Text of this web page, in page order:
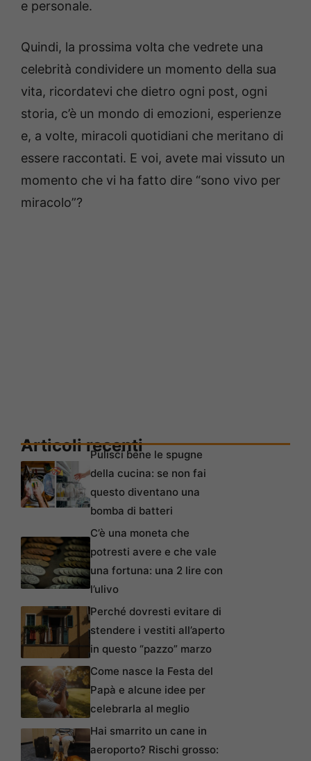
e personale.
Quindi, la prossima volta che vedrete una
celebrità condividere un momento della sua
vita, ricordatevi che dietro ogni post, ogni
storia, c’è un mondo di emozioni, esperienze
e, a volte, miracoli quotidiani che meritano di
essere raccontati. E voi, avete mai vissuto un
momento che vi ha fatto dire “sono vivo per
miracolo”?
Articoli recentiPulisci bene le spugne
della cucina: se non fai
questo diventano una
bomba di batteri
C’è una moneta che
potresti avere e che vale
una fortuna: una 2 lire con
l’ulivo
Perché dovresti evitare di
stendere i vestiti all’aperto
in questo “pazzo” marzo
Come nasce la Festa del
Papà e alcune idee per
celebrarla al meglio
Hai smarrito un cane in
aeroporto? Rischi grosso: